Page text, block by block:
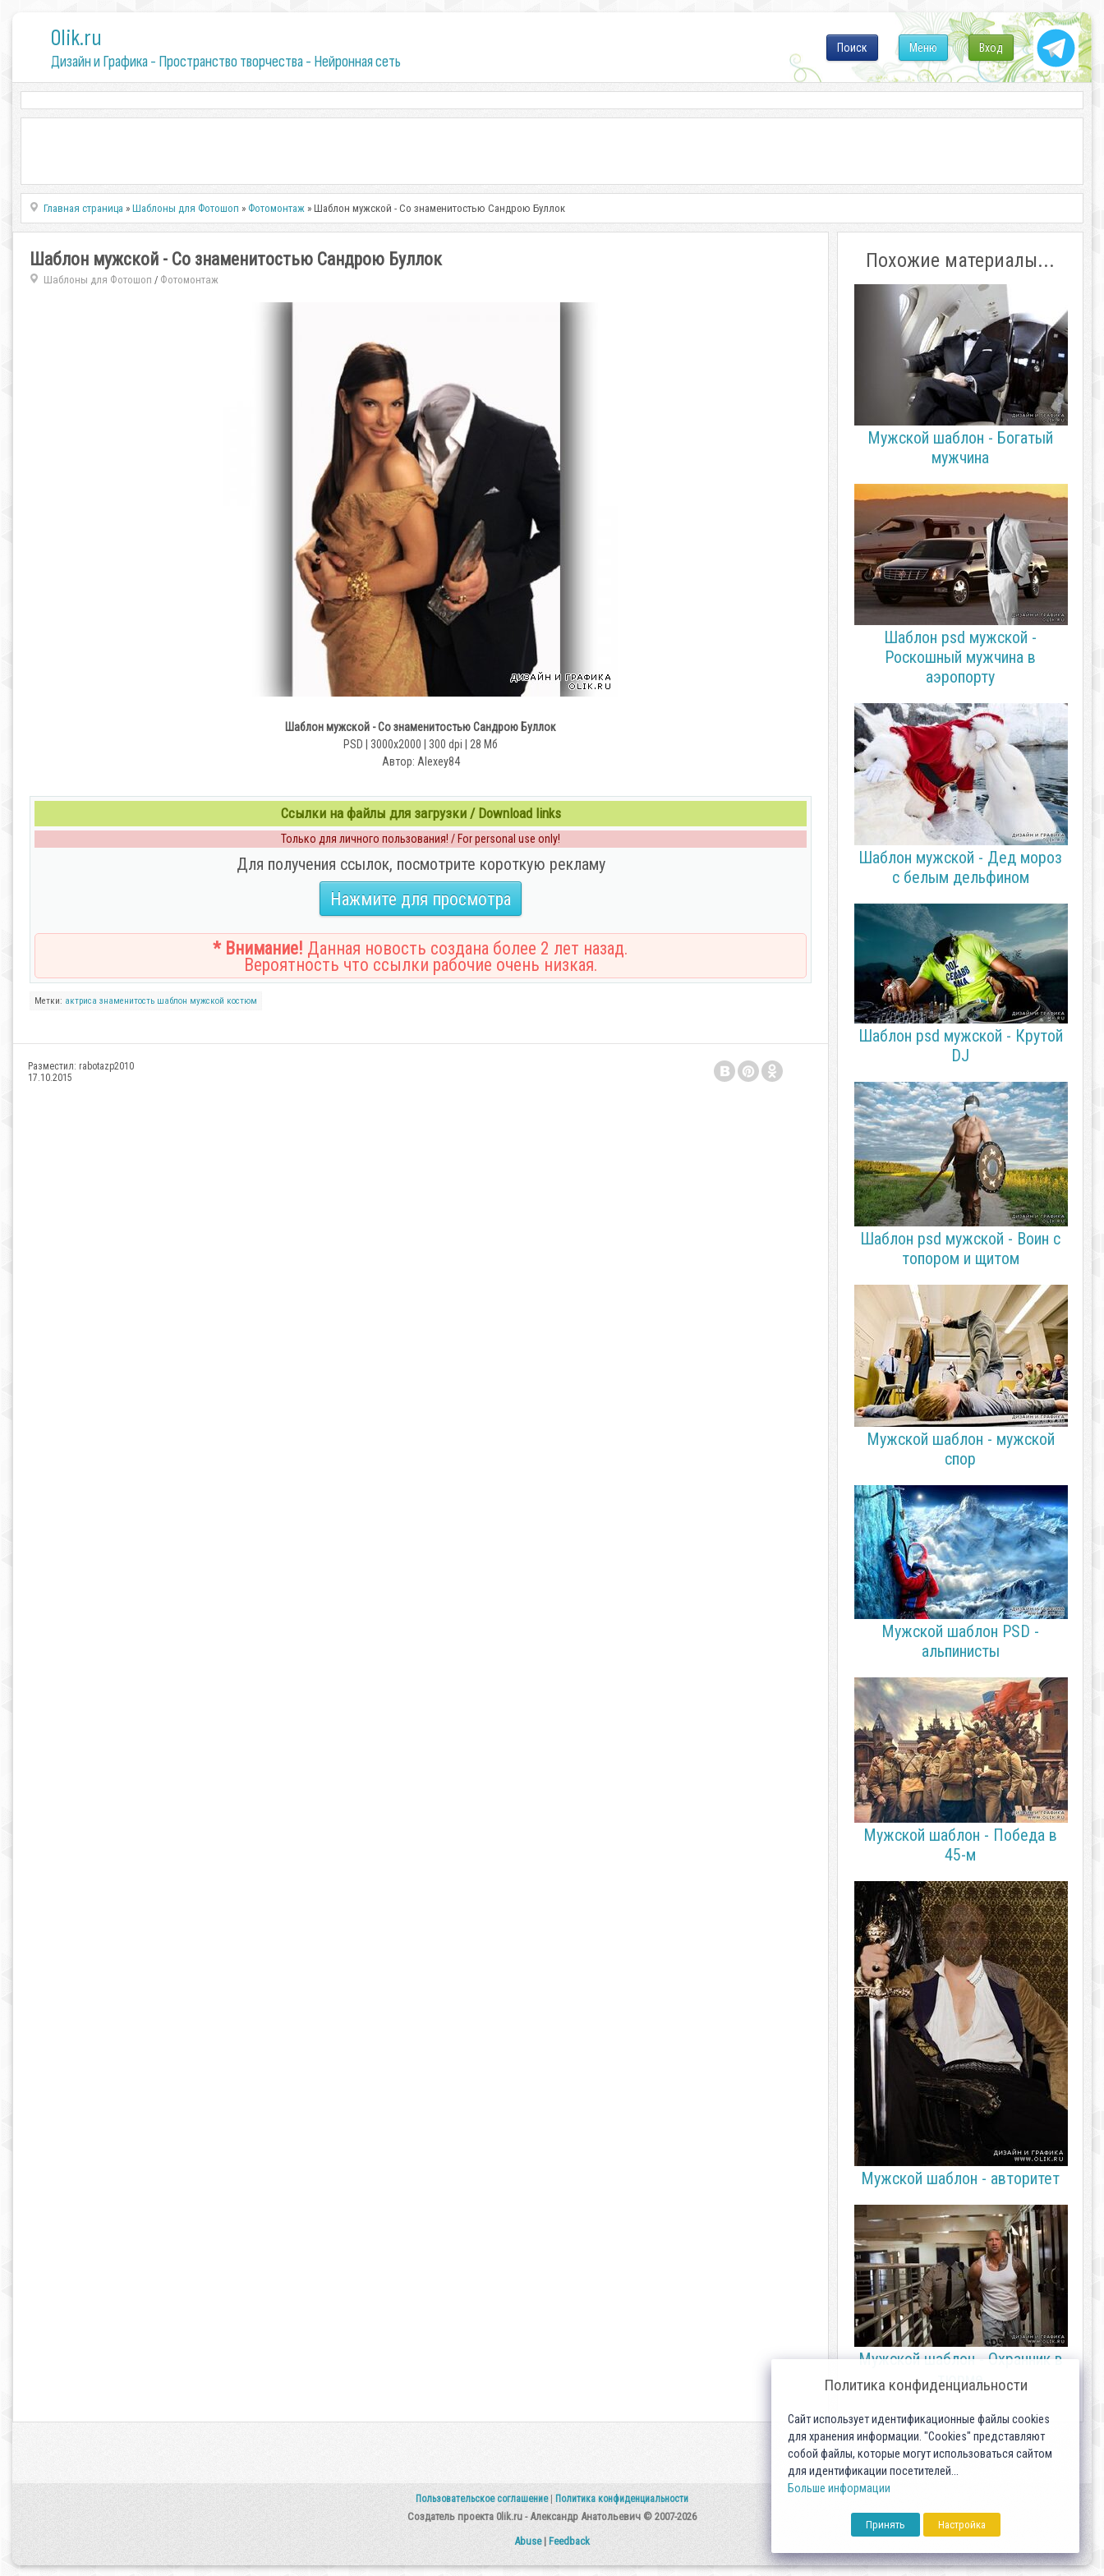
0lik.ru
Дизайн и Графика - Пространство творчества - Нейронная сеть
Вход
Меню
Поиск
Главная страница »Шаблоны для Фотошоп » Фотомонтаж » Шаблон мужской - Со знаменитостью Сандрою Буллок
Шаблон мужской - Со знаменитостью Сандрою Буллок
Шаблоны для Фотошоп / Фотомонтаж
Шаблон мужской - Со знаменитостью Сандрою Буллок
PSD | 3000x2000 | 300 dpi | 28 Мб
Автор: Alexey84
Ссылки на файлы для загрузки / Download links
Только для личного пользования! / For personal use only!
Для получения ссылок, посмотрите короткую рекламу
Нажмите для просмотра
* Внимание! Данная новость создана более 2 лет назад.
Вероятность что ссылки рабочие очень низкая.
Метки: актриса знаменитость шаблон мужской костюм
Разместил: rabotazp2010
17.10.2015
Похожие материалы...
Мужской шаблон - Богатый
мужчина
Шаблон psd мужской -
Роскошный мужчина в
аэропорту
Шаблон мужской - Дед мороз
с белым дельфином
Шаблон psd мужской - Крутой
DJ
Шаблон psd мужской - Воин с
топором и щитом
Мужской шаблон - мужской
спор
Мужской шаблон PSD -
альпинисты
Мужской шаблон - Победа в
45-м
Мужской шаблон - авторитет
Мужской шаблон - Охранник в
тюрме
Пользовательское соглашение Политика конфиденциальности
Создатель проекта 0lik.ru - Александр Анатольевич © 2007-2026
Abuse| Feedback
Политика конфиденциальности
Сайт использует идентификационные файлы cookies
для хранения информации. "Cookies" представляют
собой файлы, которые могут использоваться сайтом
для идентификации посетителей...
Больше информации
Принять Настройка